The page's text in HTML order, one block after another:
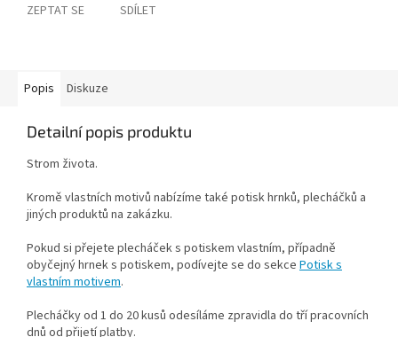
ZEPTAT SE SDÍLET
Popis Diskuze
Detailní popis produktu
Strom života.
Kromě vlastních motivů nabízíme také potisk hrnků, plecháčků a
jiných produktů na zakázku.
Pokud si přejete plecháček s potiskem vlastním, případně
obyčejný hrnek s potiskem, podívejte se do sekce Potisk s
vlastním motivem.
Plecháčky od 1 do 20 kusů odesíláme zpravidla do tří pracovních
dnů od přijetí platby.